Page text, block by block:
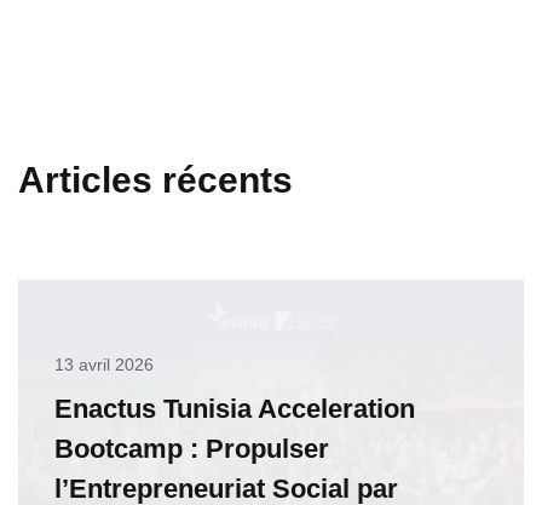
Articles récents
13 avril 2026
Enactus Tunisia Acceleration
Bootcamp : Propulser
l’Entrepreneuriat Social par